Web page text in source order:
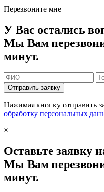
Перезвоните мне
У Вас остались
Мы Вам
минут.
Отправить заявку
Нажимая кнопку отправить
обработку персональных
×
Оставьте заявку
Мы Вам
минут.